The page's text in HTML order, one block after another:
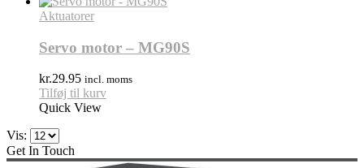
Aktuatorer
Servo motor – MG90S
kr.29.95 incl. moms
Tilføj til kurv
Quick View
Vis:
Get In Touch